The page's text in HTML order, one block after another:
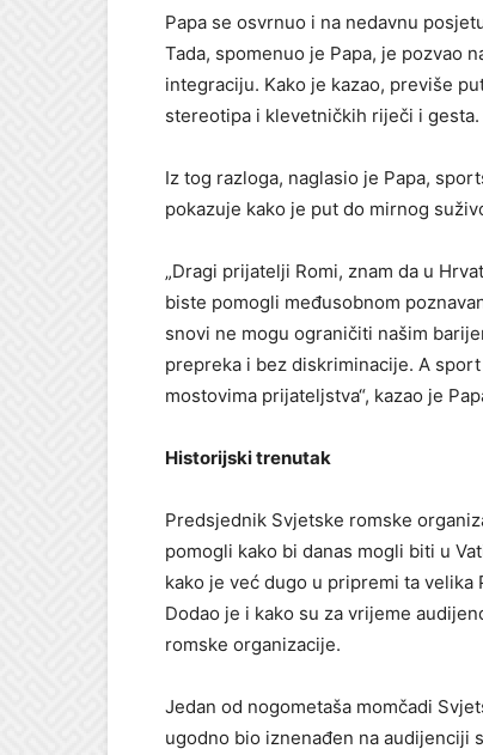
Papa se osvrnuo i na nedavnu
Tada, spomenuo je Papa, je pozvao
integraciju. Kako je kazao, previše
stereotipa i klevetničkih riječi i gesta.
Iz tog razloga, naglasio je Papa,
pokazuje kako je put do mirnog
„Dragi prijatelji Romi, znam da u
biste pomogli međusobnom
snovi ne mogu ograničiti našim
prepreka i bez diskriminacije. A
mostovima prijateljstva“, kazao je
Historijski trenutak
Predsjednik Svjetske romske
pomogli kako bi danas mogli biti u
kako je već dugo u pripremi ta velika
Dodao je i kako su za vrijeme
romske organizacije.
Jedan od nogometaša momčadi
ugodno bio iznenađen na audijenciji